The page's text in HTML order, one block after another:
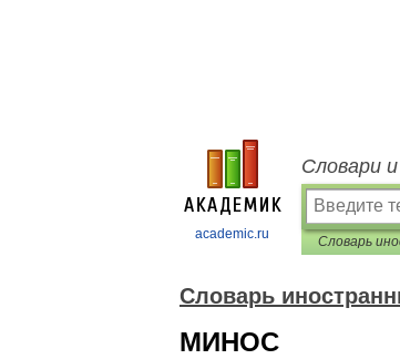
academic.ru
Словари
Словарь
МИНОС